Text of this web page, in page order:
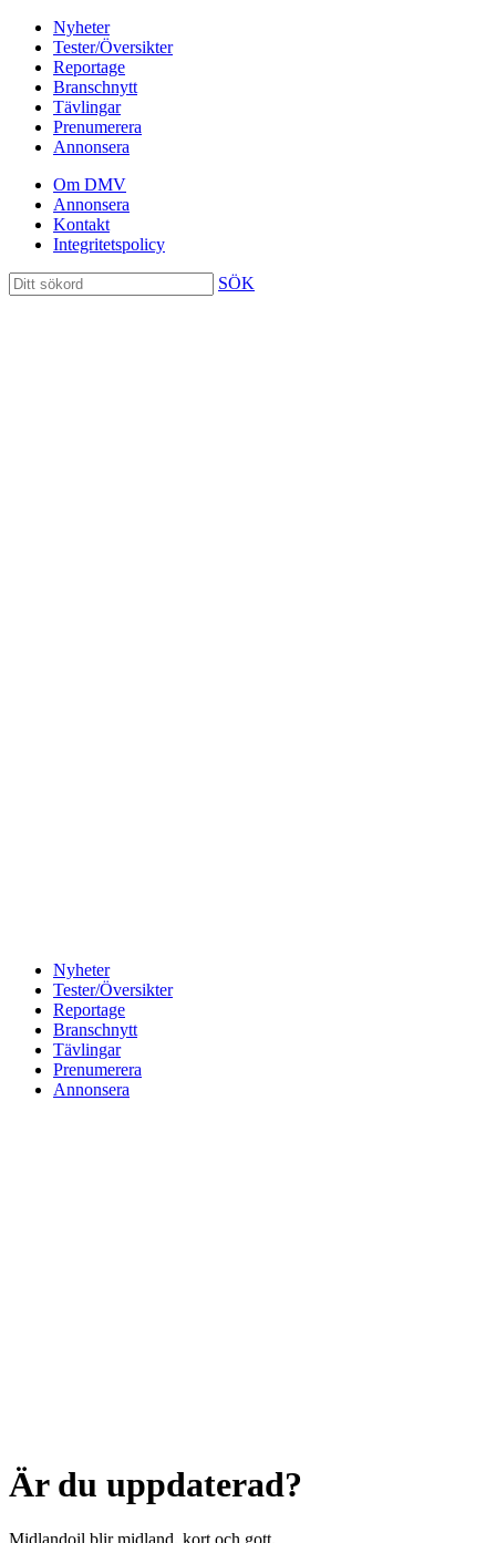
Nyheter
Tester/Översikter
Reportage
Branschnytt
Tävlingar
Prenumerera
Annonsera
Om DMV
Annonsera
Kontakt
Integritetspolicy
SÖK
Nyheter
Tester/Översikter
Reportage
Branschnytt
Tävlingar
Prenumerera
Annonsera
Är du uppdaterad?
Midlandoil blir midland, kort och gott.